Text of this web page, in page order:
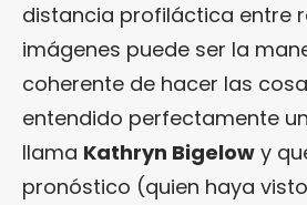
distancia profiláctica entre
imágenes puede ser la
coherente de hacer las
entendido perfectamente
llama Kathryn Bigelow y
pronóstico (quien haya